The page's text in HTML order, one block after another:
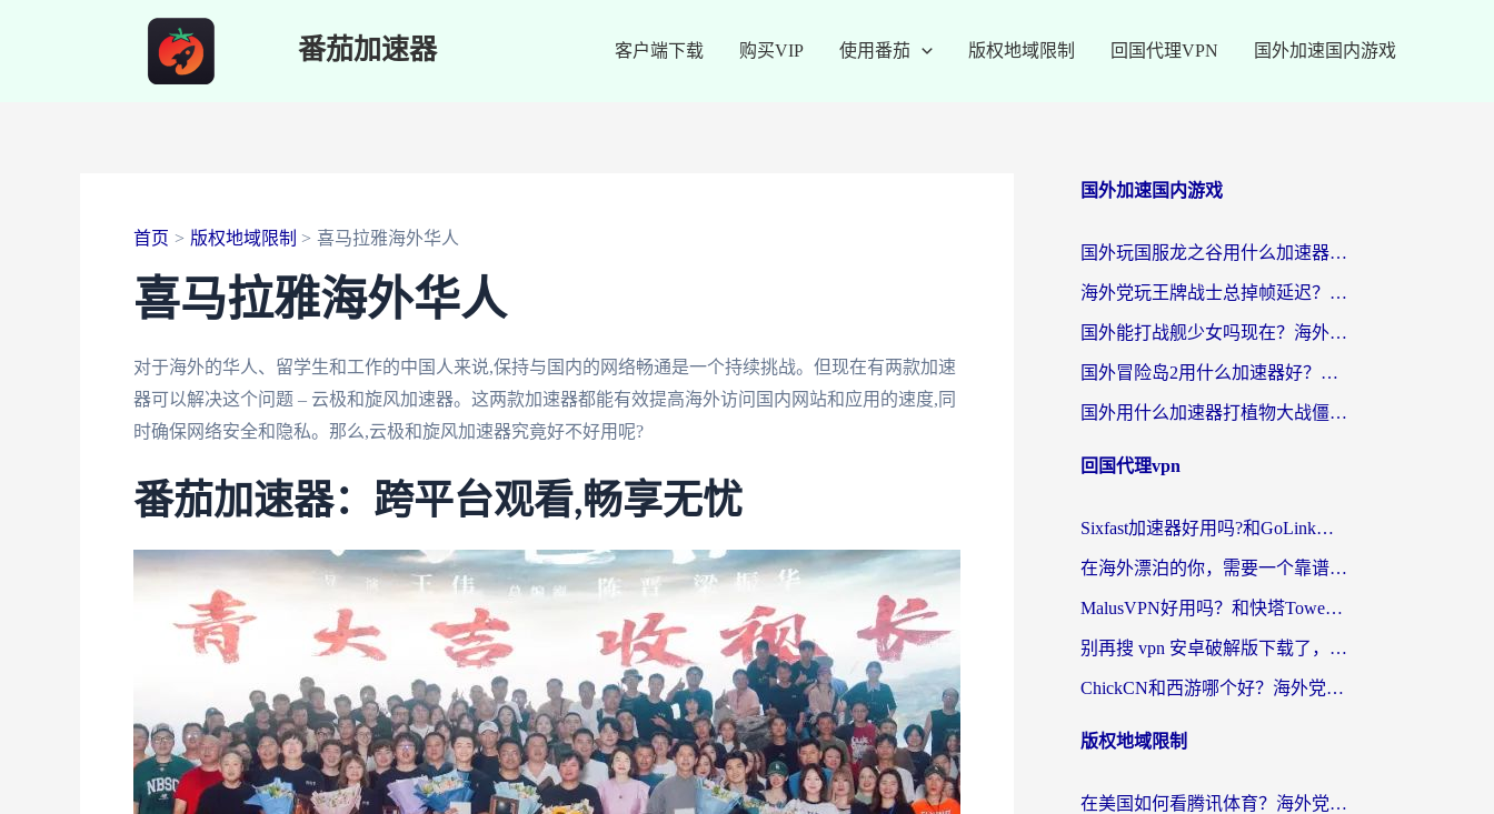
番茄加速器 客户端下载 购买VIP 使用番茄 版权地域限制 回国代理VPN 国外加速国内游戏
首页 版权地域限制 喜马拉雅海外华人
喜马拉雅海外华人
对于海外的华人、留学生和工作的中国人来说,保持与国内的网络畅通是一个持续挑战。但现在有两款加速
器可以解决这个问题 – 云极和旋风加速器。这两款加速器都能有效提高海外访问国内网站和应用的速度,同
时确保网络安全和隐私。那么,云极和旋风加速器究竟好不好用呢?
番茄加速器：跨平台观看,畅享无忧
国外加速国内游戏
国外玩国服龙之谷用什么加速器最好？一份给海外游子的终极指南
海外党玩王牌战士总掉帧延迟？这份王牌战士延迟加速器终极指南救你命
国外能打战舰少女吗现在？海外玩家的国服游戏加速终极指南
国外冒险岛2用什么加速器好？海外党国服游戏畅玩全攻略（附鸣潮哈利波特加速技巧）
国外用什么加速器打植物大战僵尸好？海外党国服游戏加速终极指南
回国代理vpn
Sixfast加速器好用吗?和GoLink加速器对比哪个回国效果更好?海外党亲测实用指南
在海外漂泊的你，需要一个靠谱的“回国机场”
MalusVPN好用吗？和快塔TowerFastVPN对比哪个回国效果更好？海外党亲测实用指南
别再搜 vpn 安卓破解版下载了，海外党回国上网的正确姿势在这里
ChickCN和西游哪个好？海外党2026亲测回国加速器选择指南（附expressvpn中国对比）
版权地域限制
在美国如何看腾讯体育？海外党解锁NBA欧洲杯直播的终极攻略